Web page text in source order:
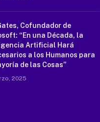
Cofundador de
“En una Década, la
Artificial Hará
a los Humanos para
de las Cosas”
2025